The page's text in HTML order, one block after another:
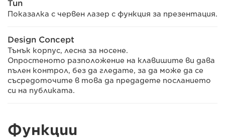
Тип
Показалка с червен лазер с функция за презентация.
Design Concept
Тънък корпус, лесна за носене.
Опростеното разположение на клавишите ви дава
пълен контрол, без да гледате, за да може да се
съсредоточите в това да предадете посланието
си на публиката.
Функции